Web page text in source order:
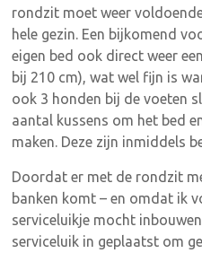
rondzit moet weer
hele gezin. Een bijkomend
eigen bed ook direct weer
bij 210 cm), wat wel fijn is
ook 3 honden bij de voeten
aantal kussens om het bed
maken. Deze zijn inmiddels
Doordat er met de rondzit
banken komt – en omdat ik
serviceluikje mocht
serviceluik in geplaatst om